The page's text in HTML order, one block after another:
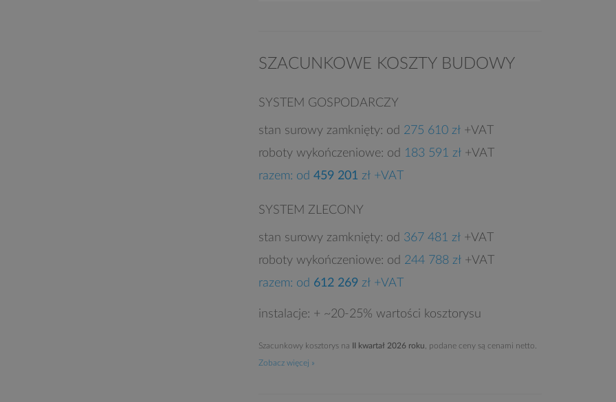
SZACUNKOWE KOSZTY BUDOWY
SYSTEM GOSPODARCZY
stan surowy zamknięty: od 275 610 zł +VAT
roboty wykończeniowe: od 183 591 zł +VAT
razem: od 459 201 zł +VAT
SYSTEM ZLECONY
stan surowy zamknięty: od 367 481 zł +VAT
roboty wykończeniowe: od 244 788 zł +VAT
razem: od 612 269 zł +VAT
instalacje: + ~20-25% wartości kosztorysu
Szacunkowy kosztorys na II kwartał 2026 roku , podane ceny są cenami netto.
Zobacz więcej »